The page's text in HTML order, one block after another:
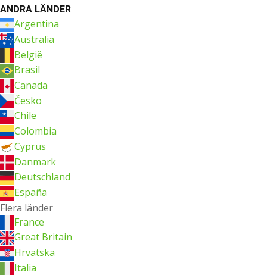
ANDRA LÄNDER
Argentina
Australia
België
Brasil
Canada
Česko
Chile
Colombia
Cyprus
Danmark
Deutschland
España
Flera länder
France
Great Britain
Hrvatska
Italia